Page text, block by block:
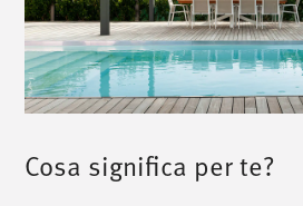
Cosa significa per te?